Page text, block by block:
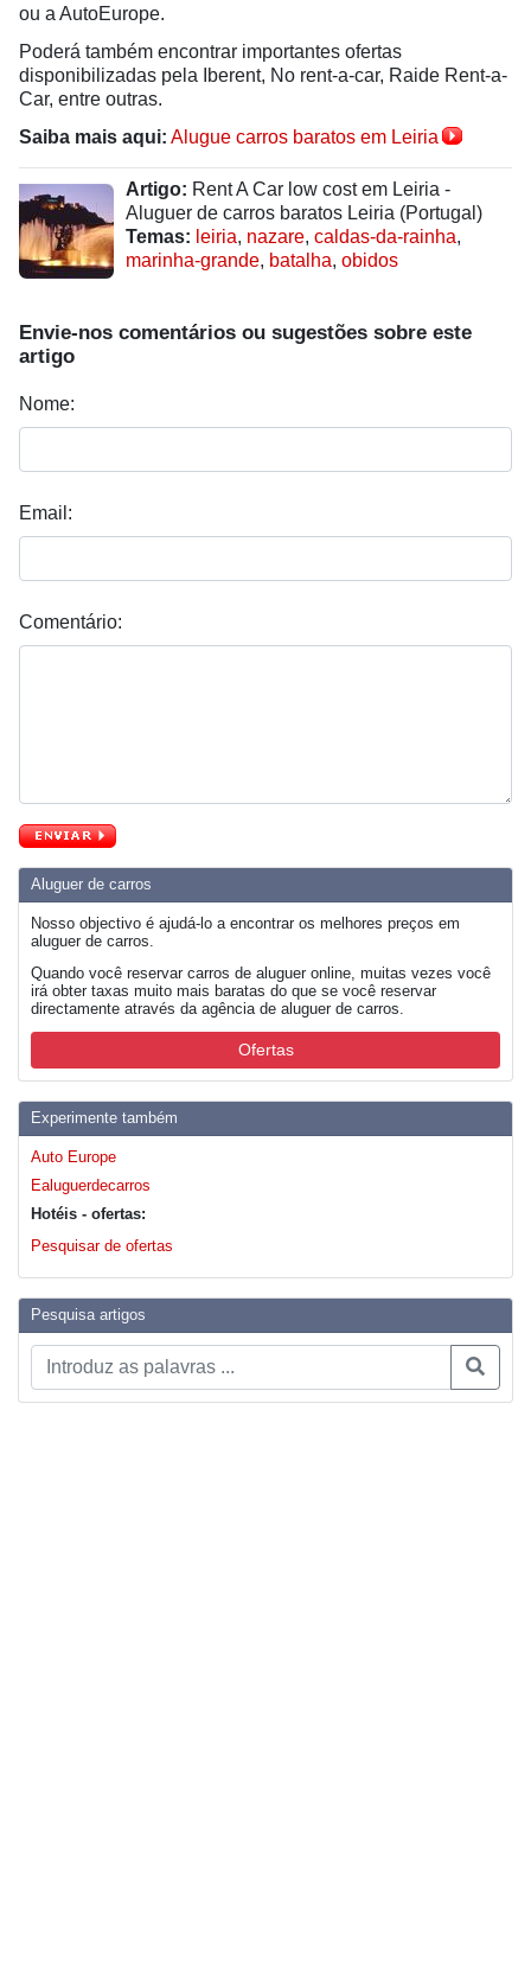
Aluguer de carros
Nosso objectivo é ajudá-lo a encontrar os melhores preços em
aluguer de carros.
Quando você reservar carros de aluguer online, muitas vezes você
irá obter taxas muito mais baratas do que se você reservar
directamente através da agência de aluguer de carros.
Ofertas
Experimente também
Auto Europe
Ealuguerdecarros
Hotéis - ofertas:
Pesquisar de ofertas
Pesquisa artigos
ou a AutoEurope.
Poderá também encontrar importantes ofertas
disponibilizadas pela Iberent, No rent-a-car, Raide Rent-a-
Car, entre outras.
Saiba mais aqui: Alugue carros baratos em Leiria
Artigo: Rent A Car low cost em Leiria -
Aluguer de carros baratos Leiria (Portugal)
Temas: leiria, nazare, caldas-da-rainha,
marinha-grande, batalha, obidos
Envie-nos comentários ou sugestões sobre este
artigo
Nome:
Email:
Comentário: